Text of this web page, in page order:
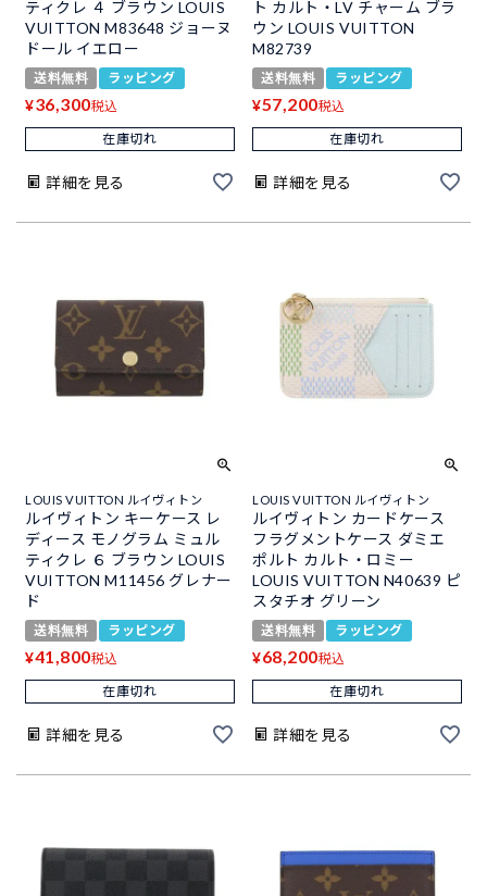
ティクレ ４ ブラウン LOUIS
VUITTON M83648 ジョーヌ
ドール イエロー
送料無料 ラッピング
¥36,300税込
在庫切れ
詳細を見る
ト カルト・LV チャーム ブラ
ウン LOUIS VUITTON
M82739
送料無料 ラッピング
¥57,200税込
在庫切れ
詳細を見る
LOUIS VUITTON ルイヴィトン
ルイヴィトン キーケース レ
ディース モノグラム ミュル
ティクレ ６ ブラウン LOUIS
VUITTON M11456 グレナー
ド
送料無料 ラッピング
¥41,800税込
在庫切れ
詳細を見る
LOUIS VUITTON ルイヴィトン
ルイヴィトン カードケース
フラグメントケース ダミエ
ポルト カルト・ロミー
LOUIS VUITTON N40639 ピ
スタチオ グリーン
送料無料 ラッピング
¥68,200税込
在庫切れ
詳細を見る